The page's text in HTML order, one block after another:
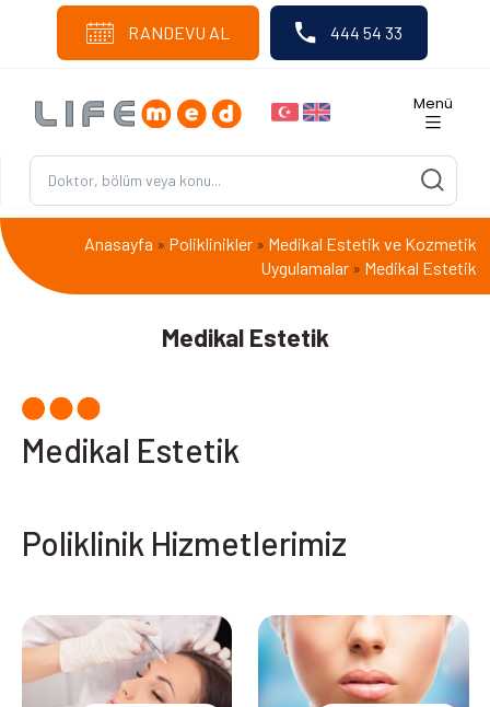
RANDEVU AL 444 54 33
Menü
Medikal Estetik
Anasayfa » Poliklinikler » Medikal Estetik ve Kozmetik
Uygulamalar » Medikal Estetik
Medikal Estetik
Poliklinik Hizmetlerimiz